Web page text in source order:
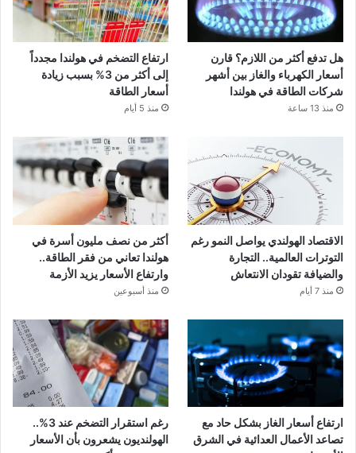
هل تدفع أكثر من اللازم؟ قارن
أسعار الكهرباء والغاز بين أشهر
شركات الطاقة في هولندا
منذ 13 ساعة
ارتفاع التضخم في هولندا مجدداً
إلى أكثر من 3% بسبب زيادة
أسعار الطاقة
منذ 5 أيام
الاقتصاد الهولندي يواصل النمو رغم
التوترات العالمية.. التجارة
والضيافة تقودان الانتعاش
منذ 7 أيام
أكثر من نصف مليون أسرة في
هولندا تعاني من فقر الطاقة..
وارتفاع الأسعار يزيد الأزمة
منذ أسبوعين
ارتفاع أسعار الغاز بشكل حاد مع
تصاعد الأعمال العدائية في الشرق
رغم استقرار التضخم عند 3%..
الهولنديون يشعرون بأن الأسعار